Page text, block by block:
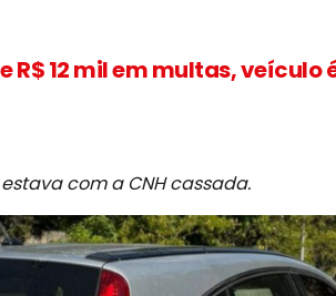
12 mil em multas, veículo
com a CNH cassada.